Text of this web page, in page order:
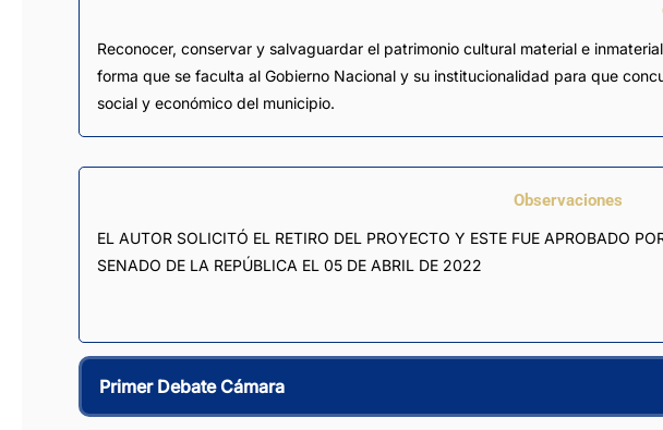
Reconocer, conservar y salvaguardar el patrimonio cultural material e
forma que se faculta al Gobierno Nacional y su institucionalidad para que
social y económico del municipio.
Observaciones
EL AUTOR SOLICITÓ EL RETIRO DEL PROYECTO Y ESTE FUE APROBADO
SENADO DE LA REPÚBLICA EL 05 DE ABRIL DE 2022
Primer Debate Cámara